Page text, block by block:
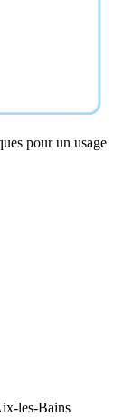
pour un usage
les-Bains